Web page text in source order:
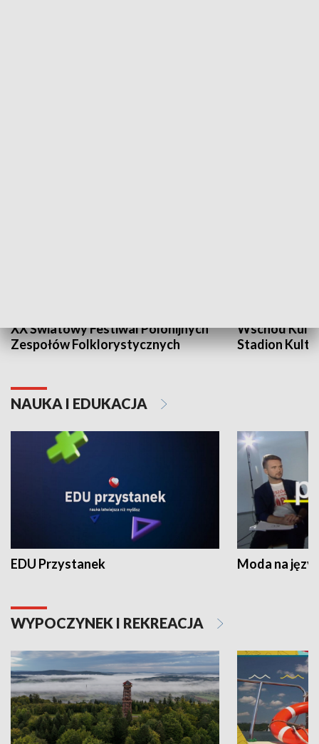
XX Światowy Festiwal Polonijnych
Zespołów Folklorystycznych
Wschód
Stadion
NAUKA I EDUKACJA
EDU Przystanek Moda na
WYPOCZYNEK I REKREACJA